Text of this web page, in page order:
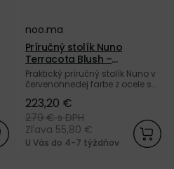
noo.ma
Príručný stolík Nuno
Terracota Blush –
červenohnedá oceľ
Praktický príručný stolík Nuno v
červenohnedej farbe z ocele s
úpravou od značky noo.ma.
Nakúpte u nás a získajte 5
ročnú záruku.
223,20 €
279 €s DPH
Zľava 55,80 €
U Vás do 4-7 týždňov